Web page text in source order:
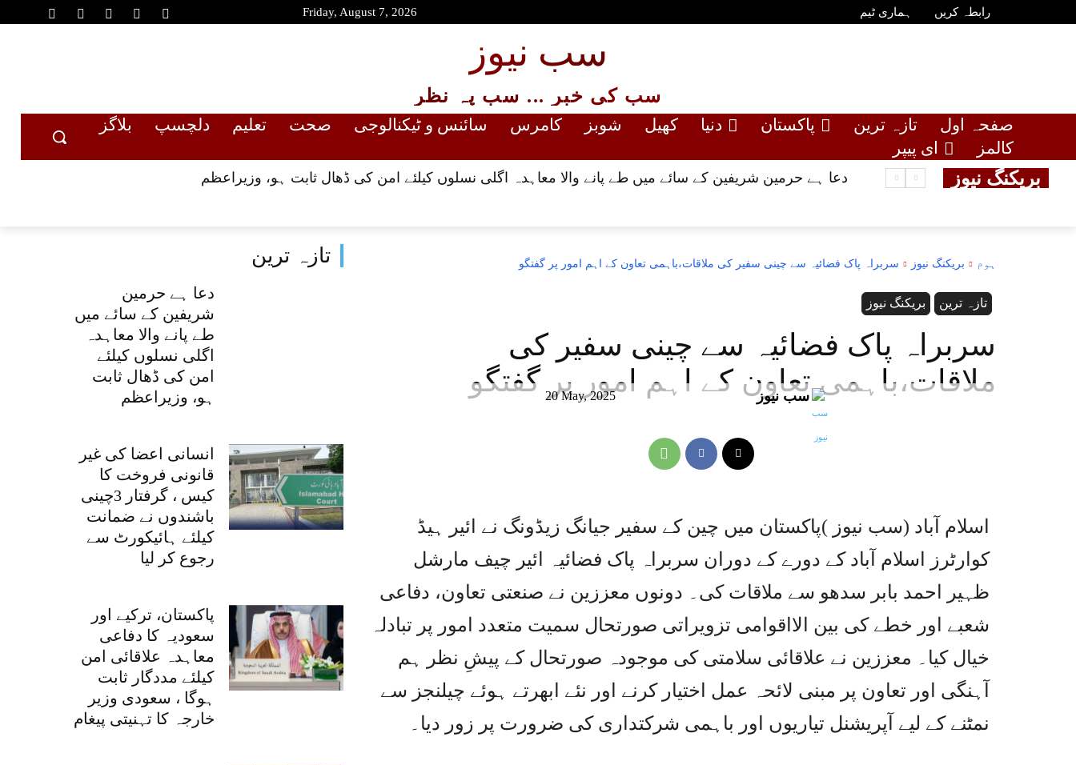
Friday, August 7, 2026 رابطہ کریں ہماری ٹیم
سب نیوز
سب کی خبر ... سب پہ نظر
صفحہ اول تازہ ترین پاکستان دنیا کھیل شوبز کامرس سائنس و ٹیکنالوجی صحت تعلیم دلچسپ
بلاگز
کالمز
ای پیپر
بریکنگ نیوز دعا ہے حرمین شریفین کے سائے میں طے پانے والا معاہدہ اگلی نسلوں کیلئے امن کی ڈھال ثابت ہو، وزیراعظم
تازہ ترین
دعا ہے حرمین
شریفین کے سائے میں
طے پانے والا معاہدہ
اگلی نسلوں کیلئے
امن کی ڈھال ثابت
ہو، وزیراعظم
انسانی اعضا کی غیر
قانونی فروخت کا
کیس ، گرفتار 3چینی
باشندوں نے ضمانت
کیلئے ہائیکورٹ سے
رجوع کر لیا
پاکستان، ترکیے اور
سعودیہ کا دفاعی
معاہدہ علاقائی امن
کیلئے مددگار ثابت
ہوگا ، سعودی وزیر
خارجہ کا تہنیتی پیغام
ہوم بریکنگ نیوز سربراہ پاک فضائیہ سے چینی سفیر کی ملاقات،باہمی تعاون کے اہم امور پر گفتگو
بریکنگ نیوز تازہ ترین
سربراہ پاک فضائیہ سے چینی سفیر کی
ملاقات،باہمی تعاون کے اہم امور پر گفتگو
20 May, 2025 سب نیوز
اسلام آباد (سب نیوز )پاکستان میں چین کے سفیر جیانگ زیڈونگ نے ائیر ہیڈ
کوارٹرز اسلام آباد کے دورے کے دوران سربراہ پاک فضائیہ ائیر چیف مارشل
ظہیر احمد بابر سدھو سے ملاقات کی۔ دونوں معززین نے صنعتی تعاون، دفاعی
شعبے اور خطے کی بین الااقوامی تزویراتی صورتحال سمیت متعدد امور پر تبادلہ
خیال کیا۔ معززین نے علاقائی سلامتی کی موجودہ صورتحال کے پیشِ نظر ہم
آہنگی اور تعاون پر مبنی لائحہ عمل اختیار کرنے اور نئے ابھرتے ہوئے چیلنجز سے
نمٹنے کے لیے آپریشنل تیاریوں اور باہمی شرکتداری کی ضرورت پر زور دیا۔